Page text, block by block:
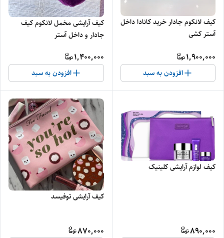
کیف لانکوم جادار خرید کانادا داخل
آستر کشی
1,900,000
افزودن به سبد
کیف آرایشی مخمل لانکوم کیف
جادار و داخل آستر
1,400,000
افزودن به سبد
کیف لوازم آرایشی کلینیک
890,000
کیف آرایشی توفیسد
870,000